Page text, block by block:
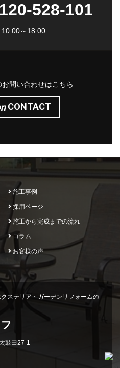
528-101
～18:00
問い合わせはこちら
CONTACT
施工事例
採用ページ
施工から完成までの流れ
コラム
お客様の声
ステリア・ガーデンリフォームの
鼓田27-1